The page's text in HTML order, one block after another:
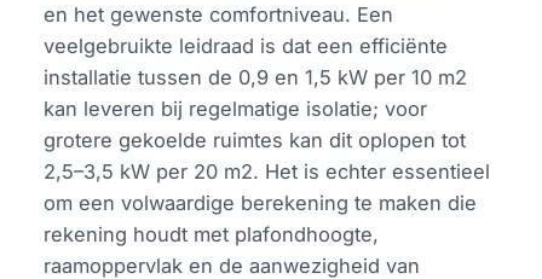
en het gewenste comfortniveau. Een
veelgebruikte leidraad is dat een efficiënte
installatie tussen de 0,9 en 1,5 kW per 10 m2
kan leveren bij regelmatige isolatie; voor
grotere gekoelde ruimtes kan dit oplopen tot
2,5–3,5 kW per 20 m2. Het is echter essentieel
om een volwaardige berekening te maken die
rekening houdt met plafondhoogte,
raamoppervlak en de aanwezigheid van